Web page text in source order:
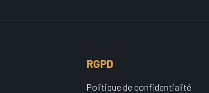
RGPD
Politique de confidentialité